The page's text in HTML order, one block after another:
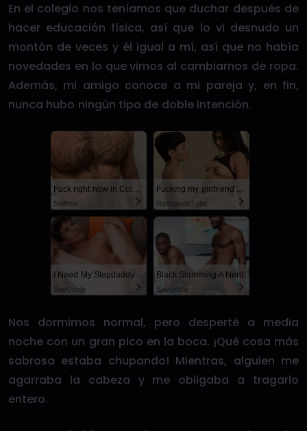
En el colegio nos teníamos que duchar después de
hacer educación física, así que lo vi desnudo un
montón de veces y él igual a mí, así que no había
novedades en lo que vimos al cambiarnos de ropa.
Además, mi amigo conoce a mi pareja y, en fin,
nunca hubo ningún tipo de doble intención.
Fuck right now in Columbus
Sniffies
Fucking my girlfriend's hot mommy by mistake
RedhandsTube
I Need My Stepdaddy
SayUncle
Black Slamming A Nerd
SayUncle
Nos dormimos normal, pero desperté a media
noche con un gran pico en la boca. ¡Qué cosa más
sabrosa estaba chupando! Mientras, alguien me
agarraba la cabeza y me obligaba a tragarlo
entero.